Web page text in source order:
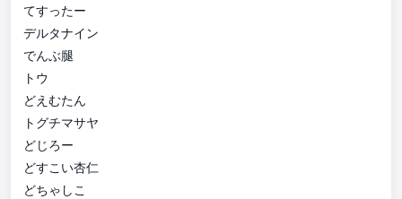
てすったー
デルタナイン
でんぶ腿
トウ
どえむたん
トグチマサヤ
どじろー
どすこい杏仁
どちゃしこ